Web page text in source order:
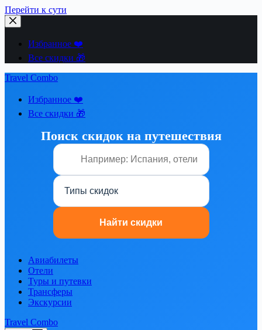
Перейти к сути
Избранное ❤️
Все скидки 🎁
Travel Combo
Избранное ❤️
Все скидки 🎁
Поиск скидок на путешествия
Авиабилеты
Отели
Туры и путевки
Трансферы
Экскурсии
Travel Combo